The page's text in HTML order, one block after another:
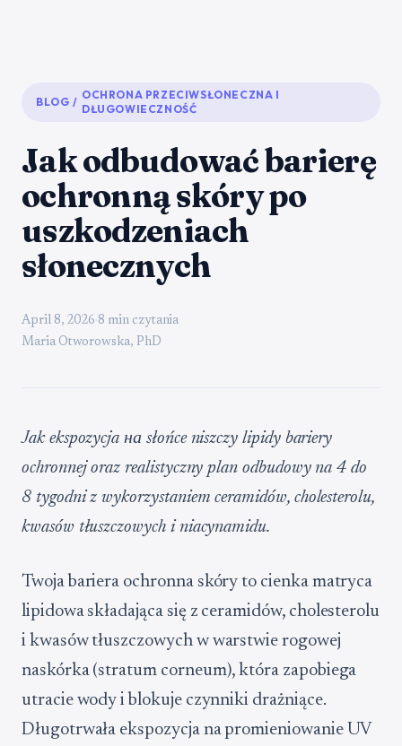
BLOG /
OCHRONA PRZECIWSŁONECZNA I
DŁUGOWIECZNOŚĆ
Jak odbudować barierę
ochronną skóry po
uszkodzeniach
słonecznych
April 8, 2026·8 min czytania
Maria Otworowska, PhD
Jak ekspozycja на słońce niszczy lipidy bariery
ochronnej oraz realistyczny plan odbudowy na 4 do
8 tygodni z wykorzystaniem ceramidów, cholesterolu,
kwasów tłuszczowych i niacynamidu.
Twoja bariera ochronna skóry to cienka matryca
lipidowa składająca się z ceramidów, cholesterolu
i kwasów tłuszczowych w warstwie rogowej
naskórka (stratum corneum), która zapobiega
utracie wody i blokuje czynniki drażniące.
Długotrwała ekspozycja na promieniowanie UV